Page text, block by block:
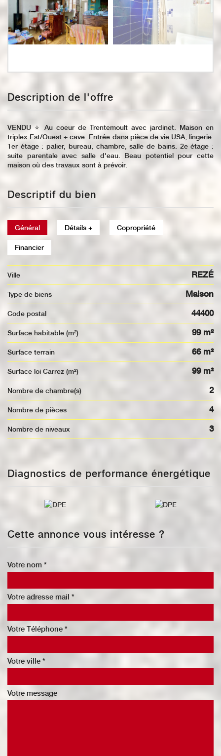
Description de l'offre
VENDU ⭐️ Au coeur de Trentemoult avec jardinet. Maison en
triplex Est/Ouest + cave. Entrée dans pièce de vie USA, lingerie.
1er étage : palier, bureau, chambre, salle de bains. 2e étage :
suite parentale avec salle d'eau. Beau potentiel pour cette
maison où des travaux sont à prévoir.
Descriptif du bien
Général Détails + Copropriété
Financier
Ville REZÉ
Type de biens Maison
Code postal 44400
Surface habitable (m²) 99 m²
surface terrain 66 m²
Surface loi Carrez (m²) 99 m²
Nombre de chambre(s) 2
Nombre de pièces 4
Nombre de niveaux 3
Diagnostics de performance énergétique
Cette annonce vous intéresse ?
Votre nom *
Votre adresse mail *
Votre Téléphone *
Votre ville *
Votre message